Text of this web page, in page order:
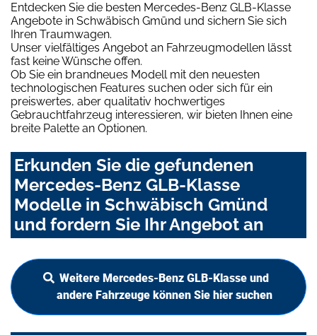
Entdecken Sie die besten Mercedes-Benz GLB-Klasse
Angebote in Schwäbisch Gmünd und sichern Sie sich
Ihren Traumwagen.
Unser vielfältiges Angebot an Fahrzeugmodellen lässt
fast keine Wünsche offen.
Ob Sie ein brandneues Modell mit den neuesten
technologischen Features suchen oder sich für ein
preiswertes, aber qualitativ hochwertiges
Gebrauchtfahrzeug interessieren, wir bieten Ihnen eine
breite Palette an Optionen.
Erkunden Sie die gefundenen
Mercedes-Benz GLB-Klasse
Modelle in Schwäbisch Gmünd
und fordern Sie Ihr Angebot an
Weitere Mercedes-Benz GLB-Klasse und
andere Fahrzeuge können Sie hier suchen